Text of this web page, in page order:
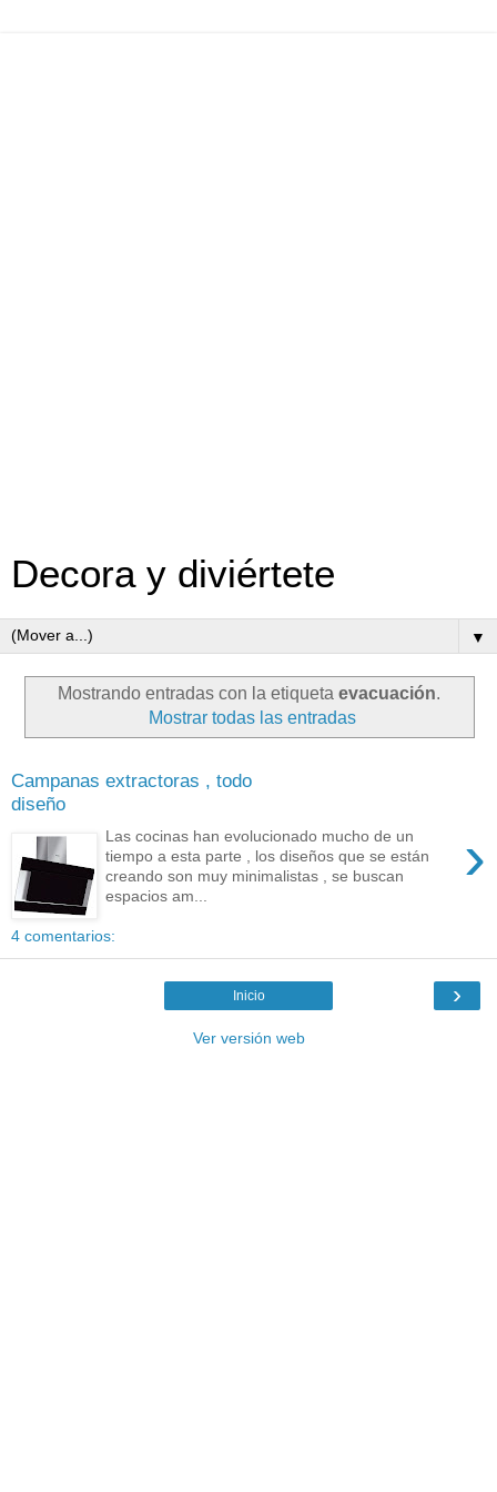
Decora y diviértete
▼
Mostrando entradas con la etiqueta evacuación.
Mostrar todas las entradas
Campanas extractoras , todo
diseño
›
Las cocinas han evolucionado mucho de un
tiempo a esta parte , los diseños que se están
creando son muy minimalistas , se buscan
espacios am...
4 comentarios:
›
Inicio
Ver versión web